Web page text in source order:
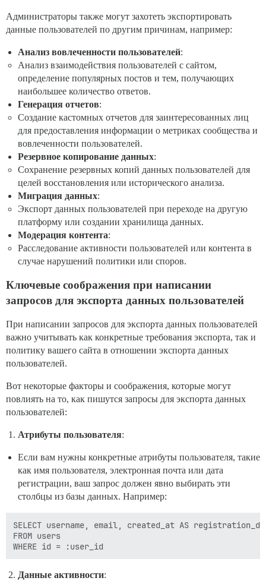
Администраторы также могут захотеть экспортировать
данные пользователей по другим причинам, например:
Анализ вовлеченности пользователей:
Анализ взаимодействия пользователей с сайтом,
определение популярных постов и тем, получающих
наибольшее количество ответов.
Генерация отчетов:
Создание кастомных отчетов для заинтересованных лиц
для предоставления информации о метриках сообщества и
вовлеченности пользователей.
Резервное копирование данных:
Сохранение резервных копий данных пользователей для
целей восстановления или исторического анализа.
Миграция данных:
Экспорт данных пользователей при переходе на другую
платформу или создании хранилища данных.
Модерация контента:
Расследование активности пользователей или контента в
случае нарушений политики или споров.
Ключевые соображения при написании
запросов для экспорта данных пользователей
При написании запросов для экспорта данных пользователей
важно учитывать как конкретные требования экспорта, так и
политику вашего сайта в отношении экспорта данных
пользователей.
Вот некоторые факторы и соображения, которые могут
повлиять на то, как пишутся запросы для экспорта данных
пользователей:
Атрибуты пользователя:
Если вам нужны конкретные атрибуты пользователя, такие
как имя пользователя, электронная почта или дата
регистрации, ваш запрос должен явно выбирать эти
столбцы из базы данных. Например:
SELECT username, email, created_at AS
FROM users
Данные активности: